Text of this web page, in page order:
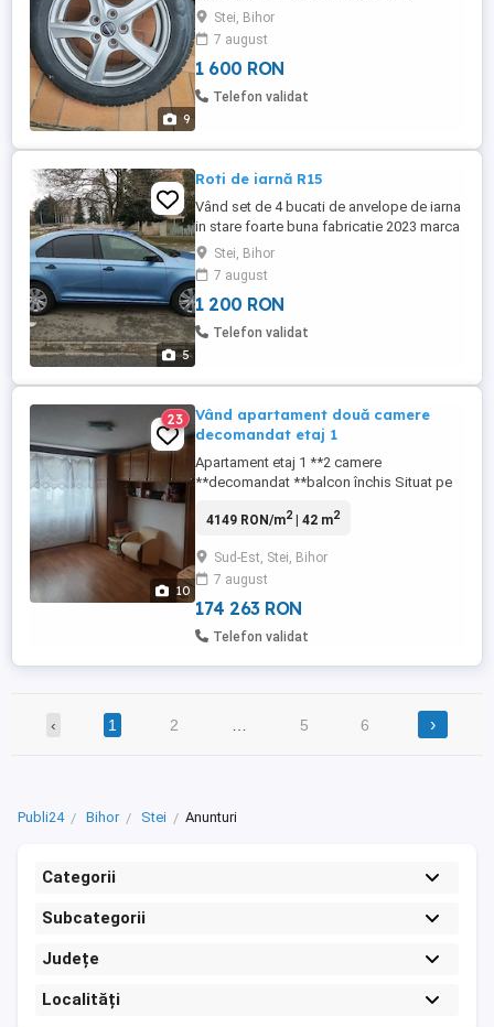
9
205x55x16 5x112 Pret fix. Doar cu ridicare
personală.
Stei, Bihor
7 august
1 600 RON
Telefon validat
5
Roti de iarnă R15
Vând set de 4 bucati de anvelope de iarna
in stare foarte buna fabricatie 2023 marca
Taurus pe jante de tabla -capace Skoda,
bonus 185/60 R15 5x100 Preț fix. Doar
ridicare personala.
Stei, Bihor
7 august
1 200 RON
Telefon validat
10
23
Vând apartament două camere
decomandat etaj 1
Apartament etaj 1 **2 camere
**decomandat **balcon închis Situat pe
magazinul ** Unicarm** la o distanță de
Profi ** și **La doi pași ** Situat pe soare
! Vedere la șosea. Bloc construit din
cărămidă și beton. Înbunătățiri: **Ferestre
4149 RON/m2| 42 m2
Sud-Est, Stei, Bihor
7 august
174 263 RON
Telefon validat
‹ 1 2 5 6 ›
Publi24 Bihor Stei Anunturi
Categorii
Subcategorii
Județe
Localități